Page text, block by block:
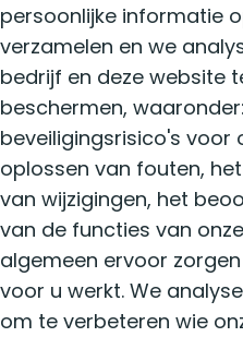
persoonlijke informatie
verzamelen en we
bedrijf en deze website
beschermen,
beveiligingsrisico's voor
oplossen van fouten,
van wijzigingen, het
van de functies van
algemeen ervoor
voor u werkt. We
om te verbeteren wie